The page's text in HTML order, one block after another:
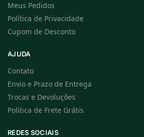
Meus Pedidos
Política de Privacidade
Cupom de Desconto
AJUDA
Contato
Envio e Prazo de Entrega
Trocas e Devoluções
Política de Frete Grátis
REDES SOCIAIS